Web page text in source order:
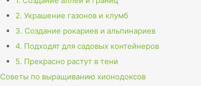
2. Украшение газонов и клумб
3. Создание рокариев и альпинариев
4. Подходят для садовых контейнеров
5. Прекрасно растут в тени
Советы по выращиванию хионодоксов